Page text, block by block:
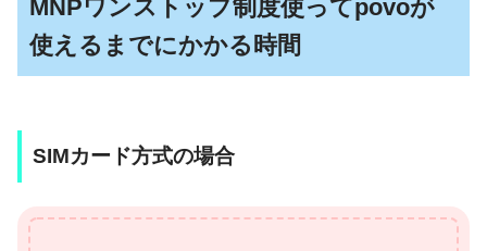
MNPワンストップ制度使ってpovoが
使えるまでにかかる時間
SIMカード方式の場合